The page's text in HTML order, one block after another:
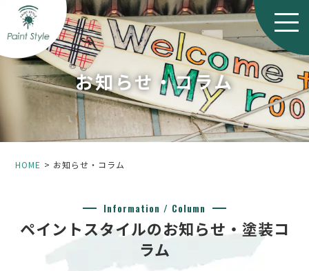
お知らせ・コラム
HOME お知らせ・コラム
Information / Column
ペイントスタイルのお知らせ・塗装コ
ラム